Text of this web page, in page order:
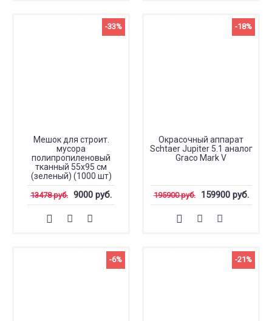
-33%
Мешок для строит.
мусора
полипропиленовый
тканный 55х95 см
(зеленый) (1000 шт)
13478 руб. 9000 руб.
-18%
Окрасочный аппарат
Schtaer Jupiter 5.1 аналог
Graco Mark V
195900 руб. 159900 руб.
-6% -21%